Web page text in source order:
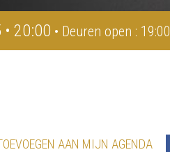
20:00 • Deuren open : 19:00
AAN MIJN AGENDA